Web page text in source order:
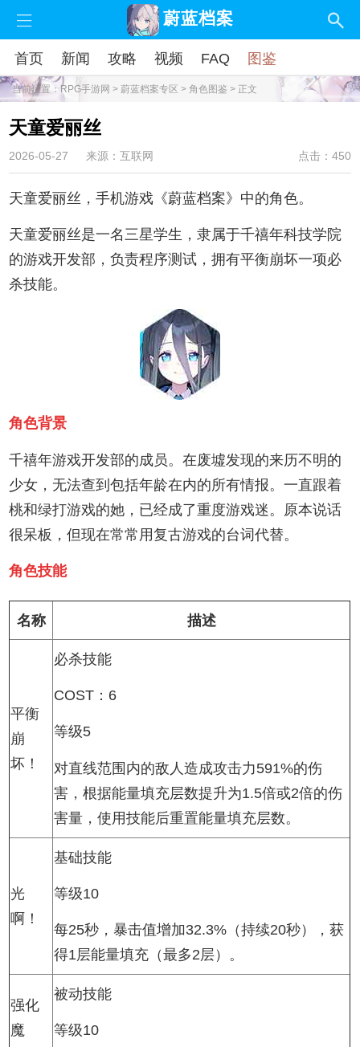
蔚蓝档案
首页 新闻 攻略 视频 FAQ 图鉴
当前位置：RPG手游网 > 蔚蓝档案专区 > 角色图鉴 > 正文
天童爱丽丝
2026-05-27 来源：互联网 点击：450
天童爱丽丝，手机游戏《蔚蓝档案》中的角色。
天童爱丽丝是一名三星学生，隶属于千禧年科技学院
的游戏开发部，负责程序测试，拥有平衡崩坏一项必
杀技能。
角色背景
千禧年游戏开发部的成员。在废墟发现的来历不明的
少女，无法查到包括年龄在内的所有情报。一直跟着
桃和绿打游戏的她，已经成了重度游戏迷。原本说话
很呆板，但现在常常用复古游戏的台词代替。
角色技能
名称 描述
平衡
崩
坏！
必杀技能
COST：6
等级5
对直线范围内的敌人造成攻击力591%的伤
害，根据能量填充层数提升为1.5倍或2倍的伤
害量，使用技能后重置能量填充层数。
光
啊！
基础技能
等级10
每25秒，暴击值增加32.3%（持续20秒），获
得1层能量填充（最多2层）。
强化
魔
被动技能
等级10